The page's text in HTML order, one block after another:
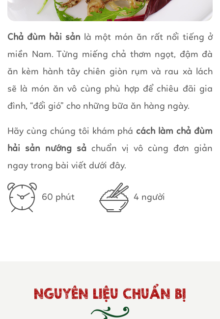
Chả đùm hải sản là một món ăn rất nổi tiếng ở
miền Nam. Từng miếng chả thơm ngọt, đậm đà
ăn kèm hành tây chiên giòn rụm và rau xà lách
sẽ là món ăn vô cùng phù hợp để chiêu đãi gia
đình, “đổi gió” cho những bữa ăn hàng ngày.
Hãy cùng chúng tôi khám phácách làm chả đùm
hải sản nướng sả chuẩn vị vô cùng đơn giản
ngay trong bài viết dưới đây.
60 phút 4 người
NGUYÊN LIỆU CHUẨN BỊ